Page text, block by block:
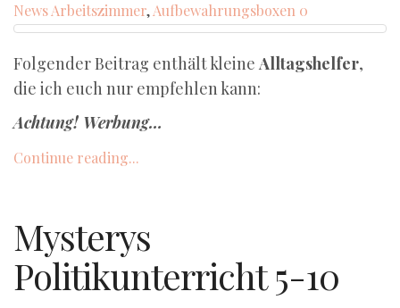
NewsArbeitszimmer,Aufbewahrungsboxen 0
Folgender Beitrag enthält kleine Alltagshelfer,
die ich euch nur empfehlen kann:
Achtung! Werbung…
Continue reading...
Mysterys
Politikunterricht 5-10